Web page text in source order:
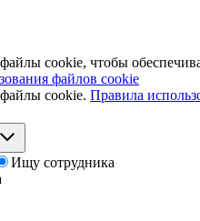
cookie, чтобы
файлов cookie
cookie. Правила
Ищу сотрудника